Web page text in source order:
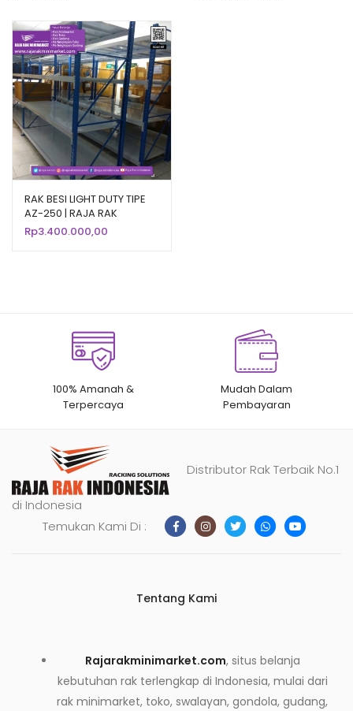
RAK BESI LIGHT DUTY TIPE
AZ-250 | RAJA RAK
Rp3.400.000,00
100% Amanah &
Terpercaya
Mudah Dalam
Pembayaran
Distributor Rak Terbaik No.1
di Indonesia
Temukan Kami Di :
Tentang Kami
Rajarakminimarket.com, situs belanja
kebutuhan rak terlengkap di Indonesia, mulai dari
rak minimarket, toko, swalayan, gondola, gudang,